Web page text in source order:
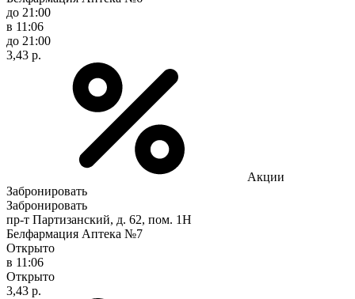
до 21:00
в 11:06
до 21:00
3,43 р.
Акции
Забронировать
Забронировать
пр-т Партизанский, д. 62, пом. 1Н
Белфармация Аптека №7
Открыто
в 11:06
Открыто
3,43 р.